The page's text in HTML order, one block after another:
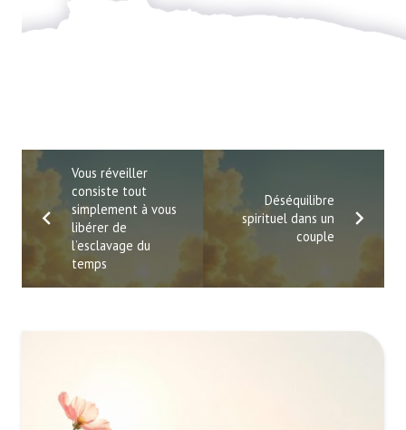
Vous réveiller
consiste tout
simplement à vous
libérer de
l’esclavage du
temps
Déséquilibre
spirituel dans un
couple